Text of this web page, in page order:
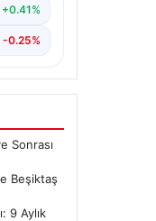
0.25%
Sonrası
Beşiktaş
9 Aylık